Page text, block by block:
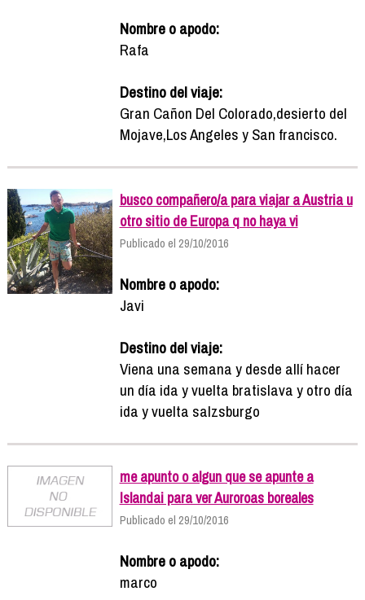
Nombre o apodo:
Rafa
Destino del viaje:
Gran Cañon Del Colorado,desierto del
Mojave,Los Angeles y San francisco.
busco compañero/a para viajar a Austria u
otro sitio de Europa q no haya vi
Publicado el 29/10/2016
Nombre o apodo:
Javi
Destino del viaje:
Viena una semana y desde allí hacer
un día ida y vuelta bratislava y otro día
ida y vuelta salzsburgo
me apunto o algun que se apunte a
Islandai para ver Auroroas boreales
Publicado el 29/10/2016
Nombre o apodo:
marco